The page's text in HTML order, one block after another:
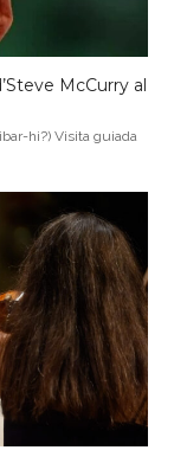
McCurry al
hi?) Visita guiada